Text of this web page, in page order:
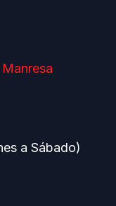
a Sábado)